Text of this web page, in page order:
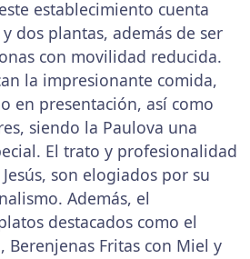
establecimiento cuenta
dos plantas, además de ser
con movilidad reducida.
la impresionante comida,
en presentación, así como
siendo la Paulova una
El trato y profesionalidad
son elogiados por su
Además, el
destacados como el
Berenjenas Fritas con Miel y